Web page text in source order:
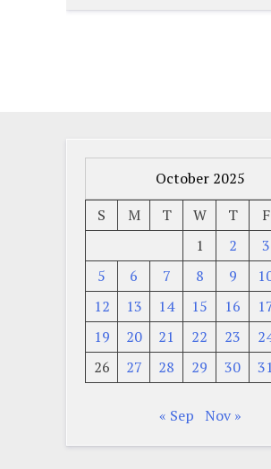
October 2025
S
M T W T F
1
2 3
5
6 7 8 9
12
13 14 15 16
19
20 21 22 23
26
27 28 29 30 31
« Sep Nov »